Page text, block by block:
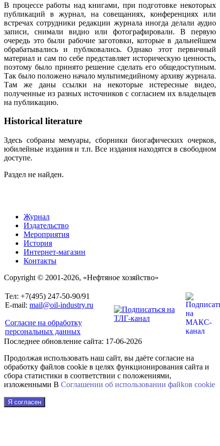
В процессе работы над книгами, при подготовке некоторых
публикаций в журнал, на совещаниях, конференциях или
встречах сотрудники редакции журнала иногда делали аудио
записи, снимали видио или фотографировали. В первую
очередь это были рабочие заготовки, которые в дальнейшем
обрабатывались и публковались. Однако этот первичный
материал и сам по себе представляет историческую ценность,
поэтому было принято решение сделать его общедоступным.
Так было положено начало мультимедийному архиву журнала.
Там же даны ссылки на некоторые истересные видео,
полученные из разных источников с согласием их владельцев
на публикацию.
Historical literature
Здесь собраны мемуары, сборники биогафических очерков,
юбилейные издания и т.п. Все издания находятся в свободном
доступе.
Раздел не найден.
Журнал
Издательство
Мероприятия
История
Интернет-магазин
Контакты
Copyright © 2001-2026, «Нефтяное хозяйство»
Тел: +7(495) 247-50-90/91
E-mail: mail@oil-industry.ru
Согласие на обработку
персональных данных
Последнее обновление сайта: 17-06-2026
Продолжая использовать наш сайт, вы даёте согласие на
обработку файлов cookie в целях функционирования сайта и
сбора статистики в соответствии с положениями,
изложенными В Соглашении об использовании файkов cookie
Я согласен